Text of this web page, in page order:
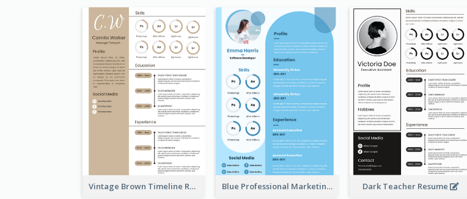
Vintage Brown Timeline Resume Blue Professional Marketing Resume Dark Teacher Resume